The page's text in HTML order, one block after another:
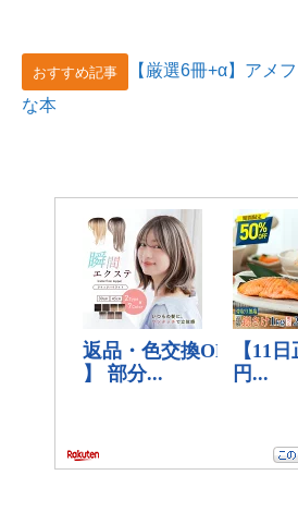
おすすめ記事
【厳選6冊+α】アメ
な本